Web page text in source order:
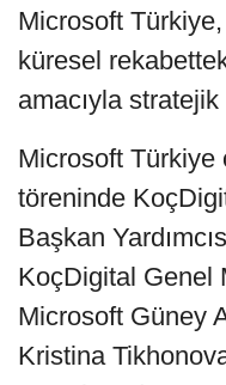
Microsoft Türkiye,
küresel
amacıyla
Microsoft Türkiye
töreninde
Başkan
KoçDigital Genel
Microsoft Güney
Kristina